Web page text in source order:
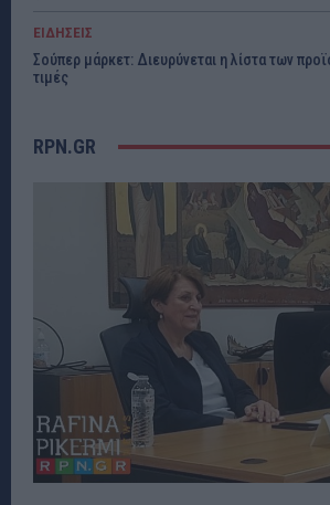
ΕΙΔΗΣΕΙΣ
Σούπερ μάρκετ: Διευρύνεται η λίστα των
τιμές
RPN.GR